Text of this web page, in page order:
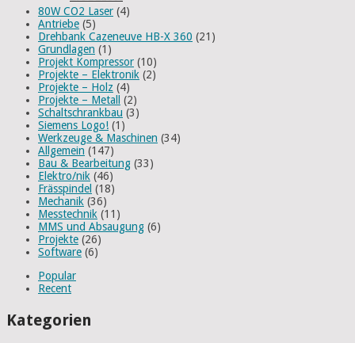
80W CO2 Laser (4)
Antriebe (5)
Drehbank Cazeneuve HB-X 360 (21)
Grundlagen (1)
Projekt Kompressor (10)
Projekte – Elektronik (2)
Projekte – Holz (4)
Projekte – Metall
(2)
Schaltschrankbau (3)
Siemens Logo! (1)
Werkzeuge & Maschinen (34)
Allgemein (147)
Bau & Bearbeitung (33)
Elektro/nik (46)
Frässpindel (18)
Mechanik (36)
Messtechnik (11)
MMS und Absaugung (6)
Projekte (26)
Software (6)
Popular
Recent
Kategorien